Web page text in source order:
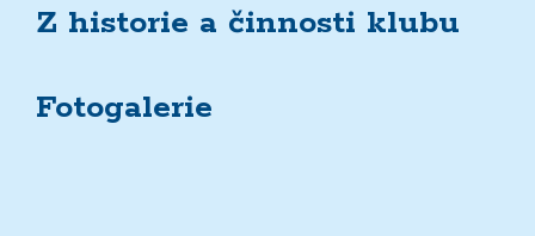
Z historie a činnosti klubu
Fotogalerie